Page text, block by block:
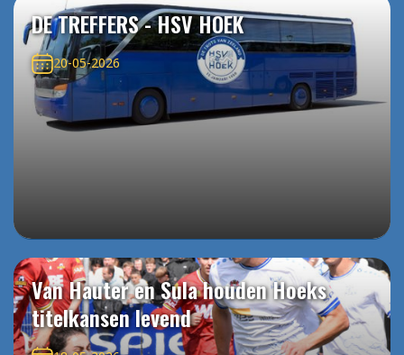
DE TREFFERS - HSV HOEK
20-05-2026
Van Hauter en Sula houden Hoeks
titelkansen levend